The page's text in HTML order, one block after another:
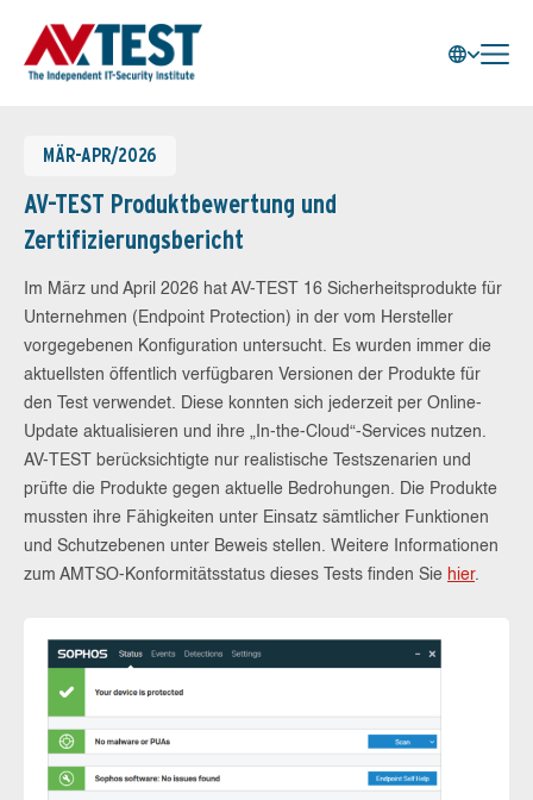
MÄR-APR/2026
AV-TEST Produktbewertung und
Zertifizierungsbericht
Im März und April 2026 hat AV-TEST 16 Sicherheitsprodukte für
Unternehmen (Endpoint Protection) in der vom Hersteller
vorgegebenen Konfiguration untersucht. Es wurden immer die
aktuellsten öffentlich verfügbaren Versionen der Produkte für
den Test verwendet. Diese konnten sich jederzeit per Online-
Update aktualisieren und ihre „In-the-Cloud“-Services nutzen.
AV-TEST berücksichtigte nur realistische Testszenarien und
prüfte die Produkte gegen aktuelle Bedrohungen. Die Produkte
mussten ihre Fähigkeiten unter Einsatz sämtlicher Funktionen
und Schutzebenen unter Beweis stellen. Weitere Informationen
zum AMTSO-Konformitätsstatus dieses Tests finden Sie hier.